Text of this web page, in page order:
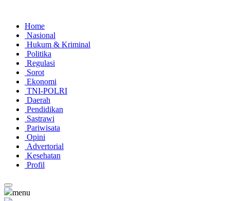
Home
Nasional
Hukum & Kriminal
Politika
Regulasi
Sorot
Ekonomi
TNI-POLRI
Daerah
Pendidikan
Sastrawi
Pariwisata
Opini
Advertorial
Kesehatan
Profil
menu